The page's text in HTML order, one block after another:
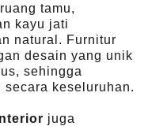
tamu,
kayu jati
natural. Furnitur
desain yang unik
sehingga
keseluruhan.
juga